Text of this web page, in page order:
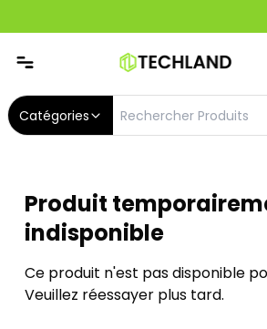
Catégories
Produit
indisponible
Ce produit n'est pas disponible
Veuillez réessayer plus tard.